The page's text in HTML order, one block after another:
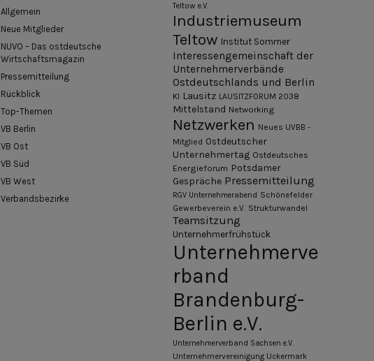
Allgemein
Neue Mitglieder
NUVO – Das ostdeutsche
Wirtschaftsmagazin
Pressemitteilung
Rückblick
Top-Themen
VB Berlin
VB Ost
VB Süd
VB West
Verbandsbezirke
Teltow e.V.
Industriemuseum
Teltow Institut Sommer
Interessengemeinschaft der
Unternehmerverbände
Ostdeutschlands und Berlin
KI Lausitz LAUSITZFORUM 2038
Mittelstand Networking
Netzwerken Neues UVBB -
Mitglied Ostdeutscher
Unternehmertag Ostdeutsches
Energieforum Potsdamer
Gespräche Pressemitteilung
RGV Unternehmerabend Schönefelder
Gewerbeverein e.V. Strukturwandel
Teamsitzung
Unternehmerfrühstück
Unternehmerve
rband
Brandenburg-
Berlin e.V.
Unternehmerverband Sachsen e.V.
Unternehmervereinigung Uckermark